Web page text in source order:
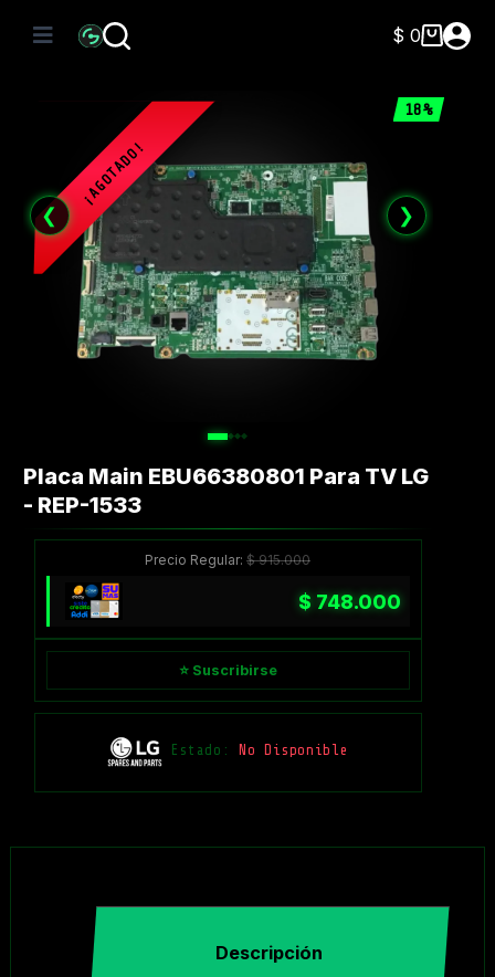
Carro
$ 0
18%
❮ ❯
Placa Main EBU66380801 Para TV LG
- REP-1533
Precio Regular:$915.000
$ 748.000
⭐ Suscribirse
Estado: No Disponible
Descripción